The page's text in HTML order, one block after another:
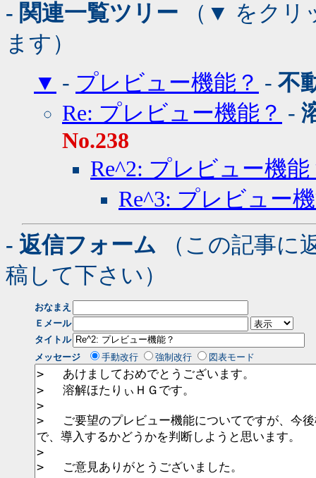
- 関連一覧ツリー （▼ をクリ
ます）
▼ - プレビュー機能？ - 不
Re: プレビュー機能？ -
No.238
Re^2: プレビュー機能
Re^3: プレビュー
- 返信フォーム （この記事に
稿して下さい）
おなまえ
Ｅメール
タイトル
メッセージ
手動改行 強制改行 図表モード